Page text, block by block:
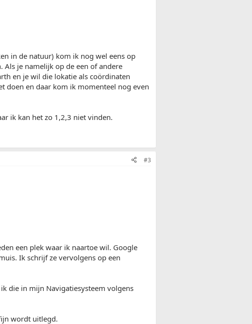
in de natuur) kom ik nog wel eens op
je namelijk op de een of andere
en je wil die lokatie als coördinaten
doen en daar kom ik momenteel nog even
ik kan het zo 1,2,3 niet vinden.
#3
een plek waar ik naartoe wil. Google
Ik schrijf ze vervolgens op een
die in mijn Navigatiesysteem volgens
wordt uitlegd.